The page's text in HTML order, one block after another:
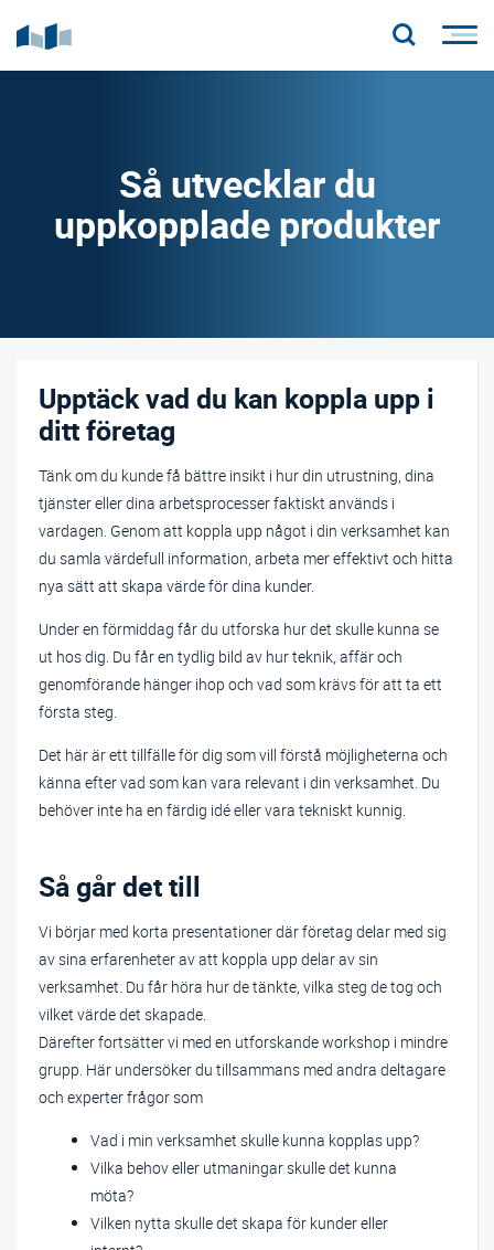
Så utvecklar du
uppkopplade produkter
Upptäck vad du kan koppla upp i
ditt företag
Tänk om du kunde få bättre insikt i hur din utrustning, dina
tjänster eller dina arbetsprocesser faktiskt används i
vardagen. Genom att koppla upp något i din verksamhet kan
du samla värdefull information, arbeta mer effektivt och hitta
nya sätt att skapa värde för dina kunder.
Under en förmiddag får du utforska hur det skulle kunna se
ut hos dig. Du får en tydlig bild av hur teknik, affär och
genomförande hänger ihop och vad som krävs för att ta ett
första steg.
Det här är ett tillfälle för dig som vill förstå möjligheterna och
känna efter vad som kan vara relevant i din verksamhet. Du
behöver inte ha en färdig idé eller vara tekniskt kunnig.
Så går det till
Vi börjar med korta presentationer där företag delar med sig
av sina erfarenheter av att koppla upp delar av sin
verksamhet. Du får höra hur de tänkte, vilka steg de tog och
vilket värde det skapade.
Därefter fortsätter vi med en utforskande workshop i mindre
grupp. Här undersöker du tillsammans med andra deltagare
och experter frågor som
Vad i min verksamhet skulle kunna kopplas upp?
Vilka behov eller utmaningar skulle det kunna
möta?
Vilken nytta skulle det skapa för kunder eller